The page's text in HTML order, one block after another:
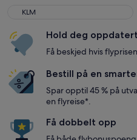
KLM
KLM
Hold deg oppdatert
Få beskjed hvis
Bestill på en
Spar opptil 45 % på
en flyreise*.
Få dobbelt opp